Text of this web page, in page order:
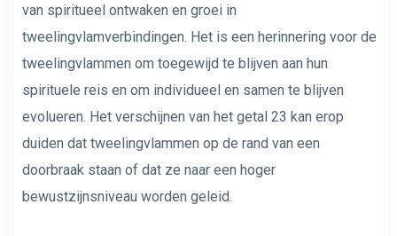
van spiritueel ontwaken en groei in
tweelingvlamverbindingen. Het is een herinnering voor de
tweelingvlammen om toegewijd te blijven aan hun
spirituele reis en om individueel en samen te blijven
evolueren. Het verschijnen van het getal 23 kan erop
duiden dat tweelingvlammen op de rand van een
doorbraak staan ​​of dat ze naar een hoger
bewustzijnsniveau worden geleid.